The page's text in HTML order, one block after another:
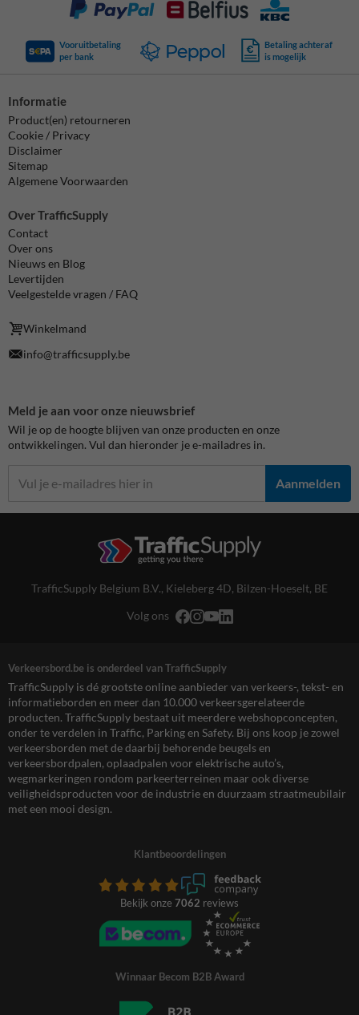
Vooruitbetaling
per bank
Betaling achteraf
is mogelijk
Informatie
Product(en) retourneren
Cookie / Privacy
Disclaimer
Sitemap
Algemene Voorwaarden
Over TrafficSupply
Contact
Over ons
Nieuws en Blog
Levertijden
Veelgestelde vragen / FAQ
Winkelmand
info@trafficsupply.be
Meld je aan voor onze nieuwsbrief
Wil je op de hoogte blijven van onze producten en onze
ontwikkelingen. Vul dan hieronder je e-mailadres in.
Aanmelden
TrafficSupply Belgium B.V., Kieleberg 4D, Bilzen-Hoeselt, BE
Volg ons
Verkeersbord.be is onderdeel van TrafficSupply
TrafficSupply is dé grootste online aanbieder van verkeers-, tekst- en
informatieborden en meer dan 10.000 verkeersgerelateerde
producten. TrafficSupply bestaat uit meerdere webshopconcepten,
onder te verdelen in Traffic, Parking en Safety. Bij ons koop je zowel
verkeersborden met de daarbij behorende beugels en
verkeersbordpalen, oplaadpalen voor elektrische auto’s,
wegmarkeringen rondom parkeerterreinen maar ook diverse
veiligheidsproducten voor de industrie en duurzaam straatmeubilair
met een mooi design.
Klantbeoordelingen
Bekijk onze 7062 reviews
Winnaar Becom B2B Award